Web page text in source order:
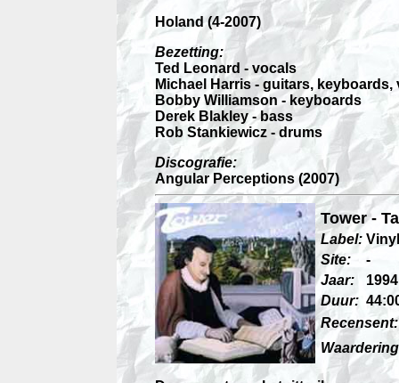
Holand (4-2007)
Bezetting:
Ted Leonard - vocals
Michael Harris - guitars, keyboards,
Bobby Williamson - keyboards
Derek Blakley - bass
Rob Stankiewicz - drums
Discografie:
Angular Perceptions (2007)
Tower-
Label:
Site:
-
Jaar:
1994
Duur:
Recensent: